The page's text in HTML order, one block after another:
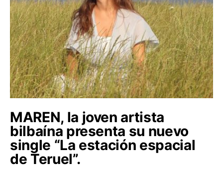
MAREN, la joven artista
bilbaína presenta su nuevo
single “La estación espacial
de Teruel”.